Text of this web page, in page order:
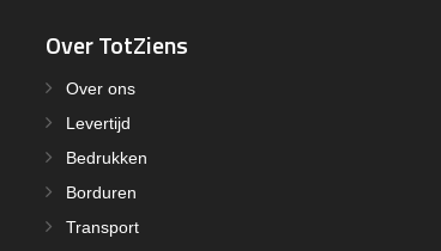
Over TotZiens
Over ons
Levertijd
Bedrukken
Borduren
Transport